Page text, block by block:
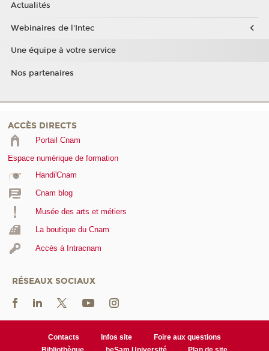
Actualités
Webinaires de l'Intec
Une équipe à votre service
Nos partenaires
ACCÈS DIRECTS
Portail Cnam
Espace numérique de formation
Handi'Cnam
Cnam blog
Musée des arts et métiers
La boutique du Cnam
Accès à Intracnam
RÉSEAUX SOCIAUX
Contacts Infos site
Foire aux questions